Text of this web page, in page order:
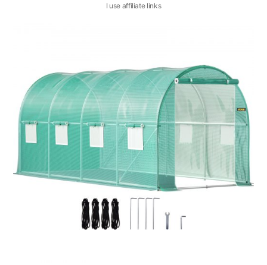
I use affiliate links